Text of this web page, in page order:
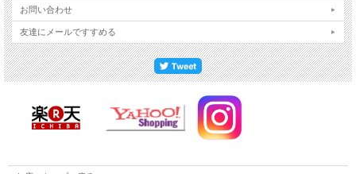
お問い合わせ
友達にメールですすめる